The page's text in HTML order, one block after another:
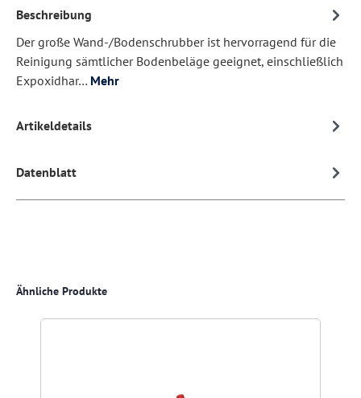
Beschreibung
Der große Wand-/Bodenschrubber ist hervorragend für die
Reinigung sämtlicher Bodenbeläge geeignet, einschließlich
Expoxidhar… Mehr
Artikeldetails
Datenblatt
Produktgalerie überspringen
Ähnliche Produkte